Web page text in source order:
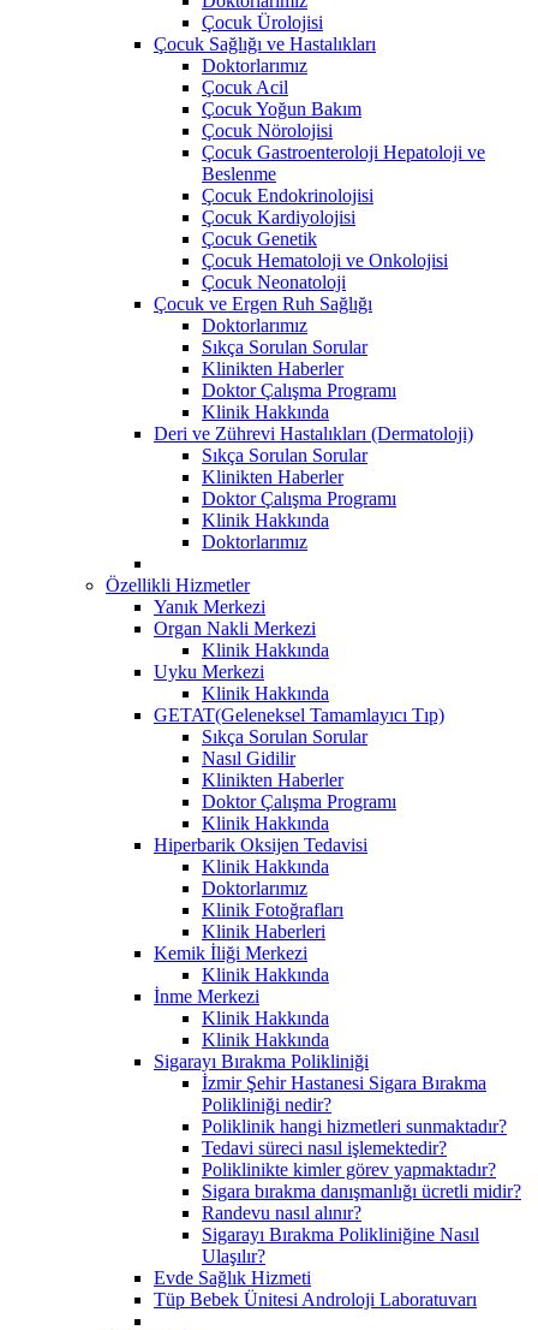
Çocuk Ürolojisi
Çocuk Sağlığı ve Hastalıkları
Doktorlarımız
Çocuk Acil
Çocuk Yoğun Bakım
Çocuk Nörolojisi
Çocuk Gastroenteroloji Hepatoloji ve
Beslenme
Çocuk Endokrinolojisi
Çocuk Kardiyolojisi
Çocuk Genetik
Çocuk Hematoloji ve Onkolojisi
Çocuk Neonatoloji
Çocuk ve Ergen Ruh Sağlığı
Doktorlarımız
Sıkça Sorulan Sorular
Klinikten Haberler
Doktor Çalışma Programı
Klinik Hakkında
Deri ve Zührevi Hastalıkları (Dermatoloji)
Sıkça Sorulan Sorular
Klinikten Haberler
Doktor Çalışma Programı
Klinik Hakkında
Doktorlarımız
Özellikli Hizmetler
Yanık Merkezi
Organ Nakli Merkezi
Klinik Hakkında
Uyku Merkezi
Klinik Hakkında
GETAT(Geleneksel Tamamlayıcı Tıp)
Sıkça Sorulan Sorular
Nasıl Gidilir
Klinikten Haberler
Doktor Çalışma Programı
Klinik Hakkında
Hiperbarik Oksijen Tedavisi
Klinik Hakkında
Doktorlarımız
Klinik Fotoğrafları
Klinik Haberleri
Kemik İliği Merkezi
Klinik Hakkında
İnme Merkezi
Klinik Hakkında
Klinik Hakkında
Sigarayı Bırakma Polikliniği
İzmir Şehir Hastanesi Sigara Bırakma
Polikliniği nedir?
Poliklinik hangi hizmetleri sunmaktadır?
Tedavi süreci nasıl işlemektedir?
Poliklinikte kimler görev yapmaktadır?
Sigara bırakma danışmanlığı ücretli midir?
Randevu nasıl alınır?
Sigarayı Bırakma Polikliniğine Nasıl
Ulaşılır?
Evde Sağlık Hizmeti
Tüp Bebek Ünitesi Androloji Laboratuvarı